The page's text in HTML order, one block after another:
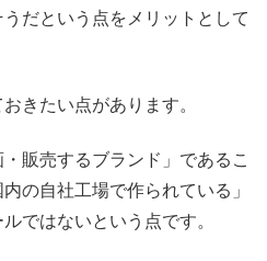
だという点をメリットとして
きたい点があります。
販売するブランド」であるこ
の自社工場で作られている」
ではないという点です。